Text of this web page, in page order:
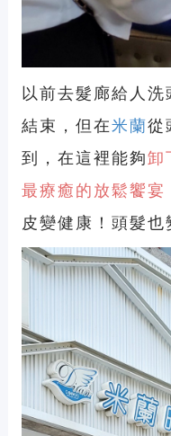
以前去髮廊給人
結束，但在米蘭從
到，在這裡能夠卸
最療癒的放鬆饗宴
皮變健康！頭髮也